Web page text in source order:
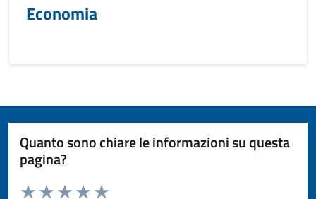
Economia
Quanto sono chiare le informazioni su questa
pagina?
Valuta da 1 a 5 stelle la pagina